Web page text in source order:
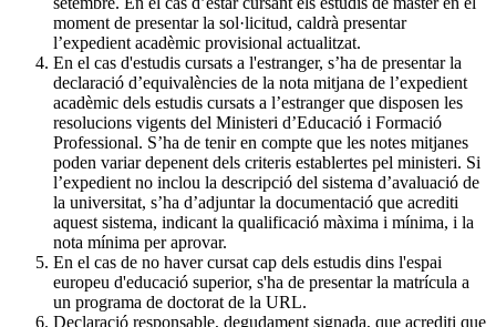
moment de presentar la sol·licitud, caldrà presentar
l’expedient acadèmic provisional actualitzat.
En el cas d'estudis cursats a l'estranger, s’ha de presentar la
declaració d’equivalències de la nota mitjana de l’expedient
acadèmic dels estudis cursats a l’estranger que disposen les
resolucions vigents del Ministeri d’Educació i Formació
Professional. S’ha de tenir en compte que les notes mitjanes
poden variar depenent dels criteris establertes pel ministeri. Si
l’expedient no inclou la descripció del sistema d’avaluació de
la universitat, s’ha d’adjuntar la documentació que acrediti
aquest sistema, indicant la qualificació màxima i mínima, i la
nota mínima per aprovar.
En el cas de no haver cursat cap dels estudis dins l'espai
europeu d'educació superior, s'ha de presentar la matrícula a
un programa de doctorat de la URL.
Declaració responsable, degudament signada, que acrediti que